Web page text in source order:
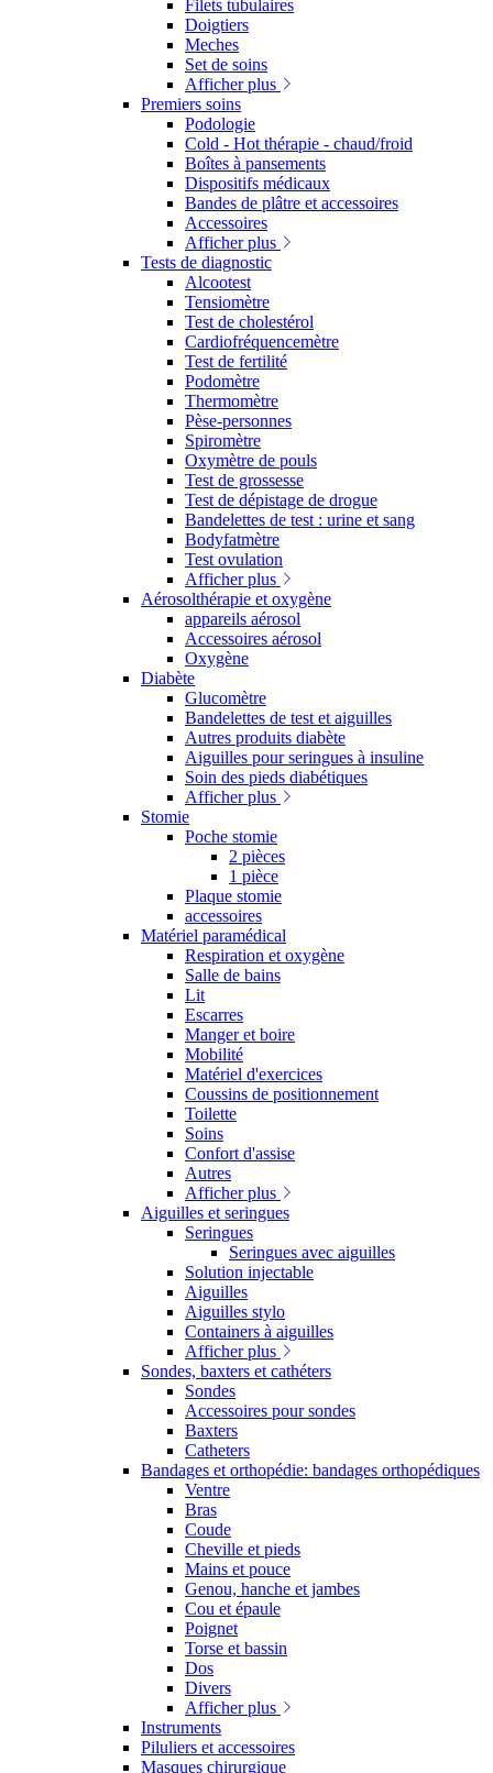
Filets tubulaires
Doigtiers
Meches
Set de soins
Afficher plus
Premiers soins
Podologie
Cold - Hot thérapie - chaud/froid
Boîtes à pansements
Dispositifs médicaux
Bandes de plâtre et accessoires
Accessoires
Afficher plus
Tests de diagnostic
Alcootest
Tensiomètre
Test de cholestérol
Cardiofréquencemètre
Test de fertilité
Podomètre
Thermomètre
Pèse-personnes
Spiromètre
Oxymètre de pouls
Test de grossesse
Test de dépistage de drogue
Bandelettes de test : urine et sang
Bodyfatmètre
Test ovulation
Afficher plus
Aérosolthérapie et oxygène
appareils aérosol
Accessoires aérosol
Oxygène
Diabète
Glucomètre
Bandelettes de test et aiguilles
Autres produits diabète
Aiguilles pour seringues à insuline
Soin des pieds diabétiques
Afficher plus
Stomie
Poche stomie
2 pièces
1 pièce
Plaque stomie
accessoires
Matériel paramédical
Respiration et oxygène
Salle de bains
Lit
Escarres
Manger et boire
Mobilité
Matériel d'exercices
Coussins de positionnement
Toilette
Soins
Confort d'assise
Autres
Afficher plus
Aiguilles et seringues
Seringues
Seringues avec aiguilles
Solution injectable
Aiguilles
Aiguilles stylo
Containers à aiguilles
Afficher plus
Sondes, baxters et cathéters
Sondes
Accessoires pour sondes
Baxters
Catheters
Bandages et orthopédie: bandages orthopédiques
Ventre
Bras
Coude
Cheville et pieds
Mains et pouce
Genou, hanche et jambes
Cou et épaule
Poignet
Torse et bassin
Dos
Divers
Afficher plus
Instruments
Piluliers et accessoires
Masques chirurgique